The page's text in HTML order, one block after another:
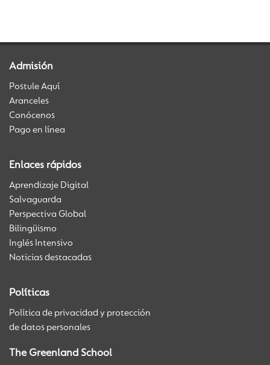
Admisión
Postule Aquí
Aranceles
Conócenos
Pago en línea
Enlaces rápidos
Aprendizaje Digital
Salvaguarda
Perspectiva Global
Bilingüismo
Inglés Intensivo
Noticias destacadas
Políticas
Política de privacidad y protección
de datos personales
The Greenland School